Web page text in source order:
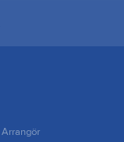
Arrangör